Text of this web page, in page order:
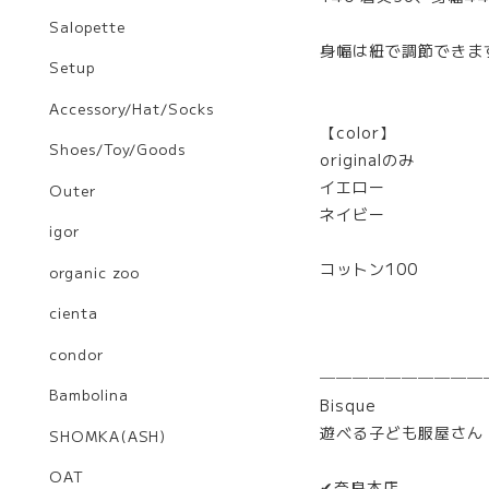
Salopette
Setup
Accessory/Hat/Socks
Shoes/Toy/Goods
Outer
igor
organic zoo
cienta
condor
Bambolina
SHOMKA(ASH)
OAT
身幅は紐で調節できま
【color】
originalのみ
イエロー
ネイビー
コットン100
Bisque
遊べる子ども服屋さん